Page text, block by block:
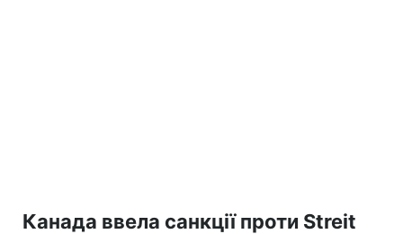
Канада ввела санкції проти Streit